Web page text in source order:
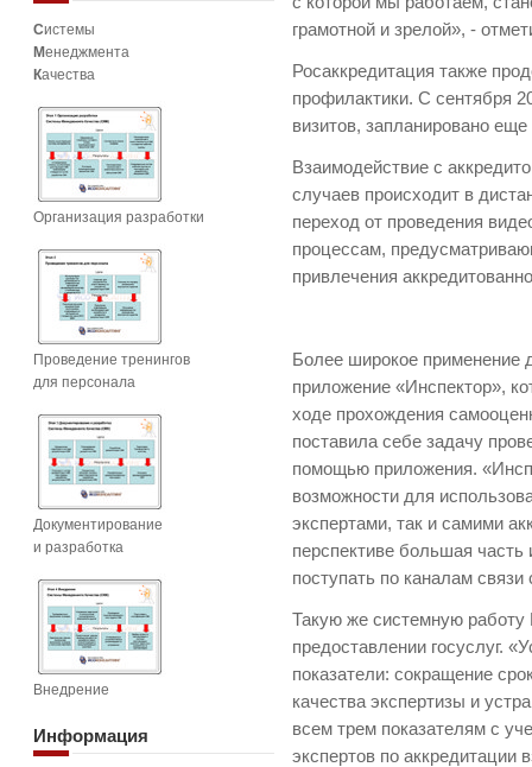
грамотной и зрелой», -
Росаккредитация также
профилактики. С сентября
визитов, запланировано
Взаимодействие с
случаев происходит в
переход от проведения
процессам,
привлечения
Более широкое применение
приложение «Инспектор»,
ходе прохождения
поставила себе задачу
помощью приложения.
возможности для
экспертами, так и самими
перспективе большая
поступать по каналам
Такую же системную работу
предоставлении госуслуг.
показатели: сокращение
качества экспертизы и
всем трем показателям с
экспертов по аккредитации
Системы
Менеджмента
Качества
Организация разработки
Проведение тренингов
для персонала
Документирование
и разработка
Внедрение
Информация